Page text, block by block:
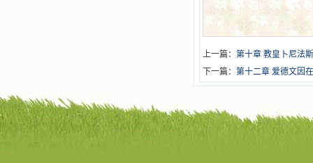
上一篇： 第十章 教皇卜尼法
下一篇： 第十二章 爱德文因